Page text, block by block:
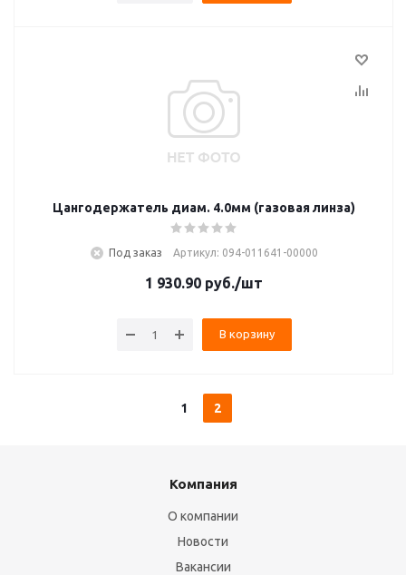
Цангодержатель диам. 4.0мм (газовая линза)
Под заказ Артикул: 094-011641-00000
1 930.90 руб./шт
В корзину
1 2
Компания
О компании
Новости
Вакансии